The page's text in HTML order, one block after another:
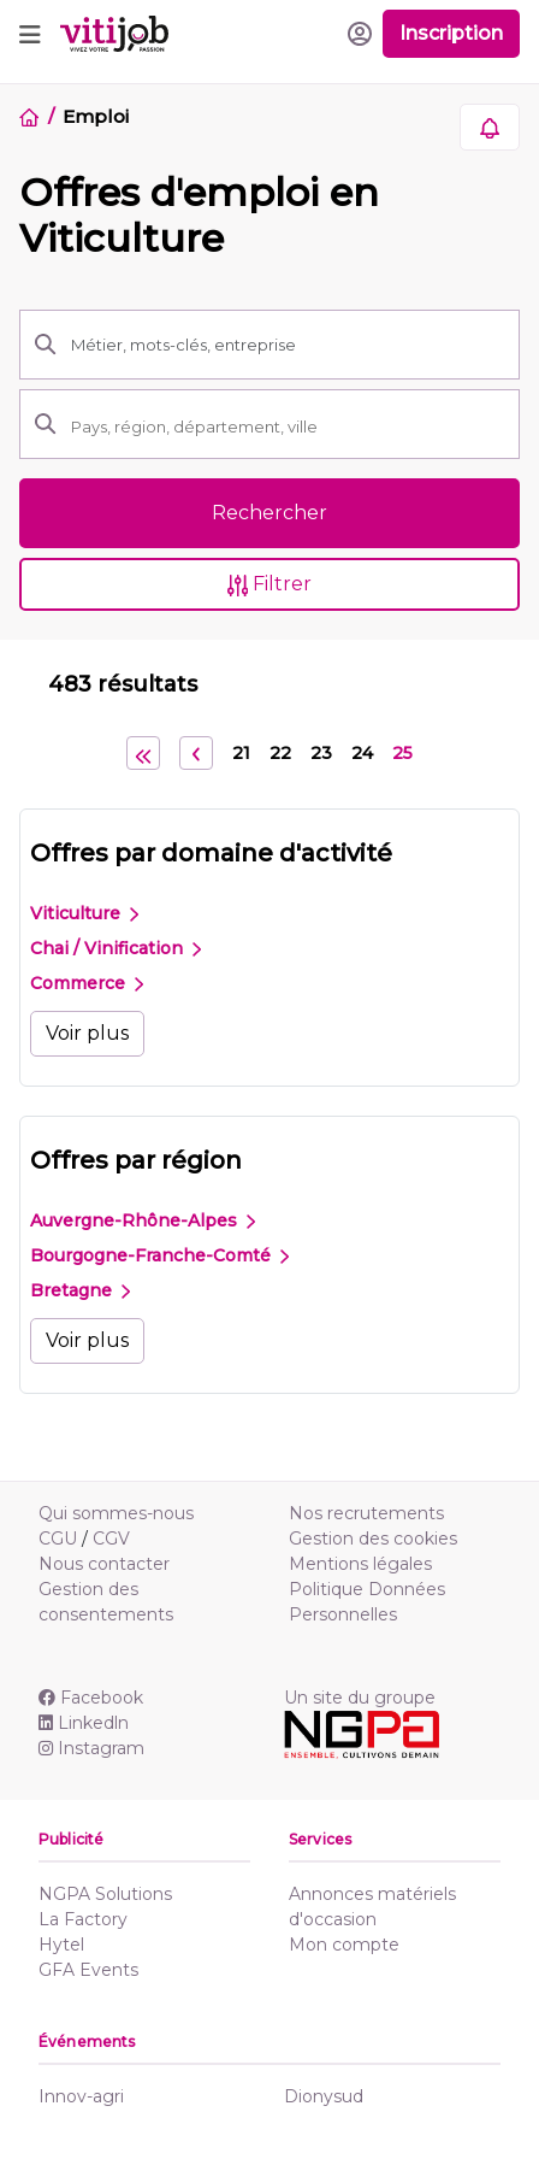
Inscription
Emploi
Offres d'emploi en
Viticulture
Rechercher
Filtrer
483 résultats
21 22 23 24 25
Offres par domaine d'activité
Viticulture
Chai / Vinification
Commerce
Voir plus
Offres par région
Auvergne-Rhône-Alpes
Bourgogne-Franche-Comté
Bretagne
Voir plus
Qui sommes-nous
CGU / CGV
Nous contacter
Gestion des
consentements
Nos recrutements
Gestion des cookies
Mentions légales
Politique Données
Personnelles
Facebook
Linkedln
Instagram
Un site du groupe
Publicité
NGPA Solutions
La Factory
Hytel
GFA Events
Services
Annonces matériels
d'occasion
Mon compte
Événements
Innov-agri Dionysud